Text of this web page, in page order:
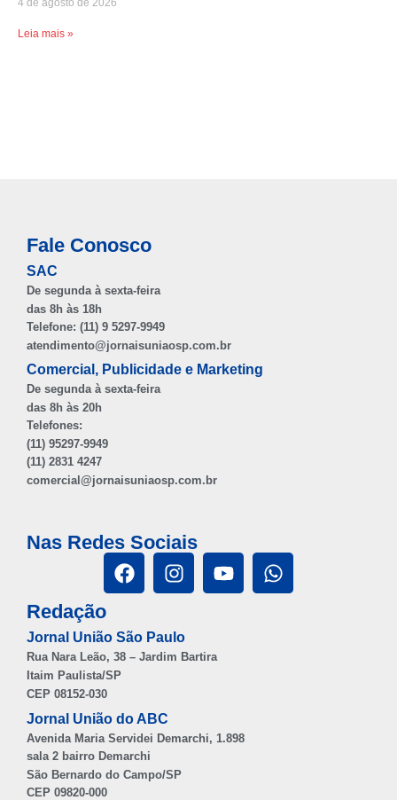
4 de agosto de 2026
Leia mais »
Fale Conosco
SAC
De segunda à sexta-feira
das 8h às 18h
Telefone: (11) 9 5297-9949
atendimento@jornaisuniaosp.com.br
Comercial, Publicidade e Marketing
De segunda à sexta-feira
das 8h às 20h
Telefones:
(11) 95297-9949
(11) 2831 4247
comercial@jornaisuniaosp.com.br
Nas Redes Sociais
Redação
Jornal União São Paulo
Rua Nara Leão, 38 – Jardim Bartira
Itaim Paulista/SP
CEP 08152-030
Jornal União do ABC
Avenida Maria Servidei Demarchi, 1.898
sala 2 bairro Demarchi
São Bernardo do Campo/SP
CEP 09820-000